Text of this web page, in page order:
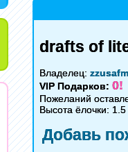
drafts of
Владелец:
VIP Подарков: 0!
Пожеланий
Высота ёлочки:
Добавь